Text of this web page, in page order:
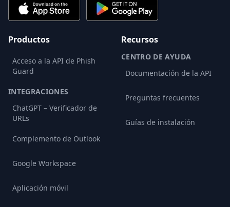
Productos
Acceso a la API de Phish
Guard
INTEGRACIONES
ChatGPT – Verificador de
URLs
Complemento de Outlook
Google Workspace
Aplicación móvil
Recursos
CENTRO DE AYUDA
Documentación de la API
Preguntas frecuentes
Guías de instalación